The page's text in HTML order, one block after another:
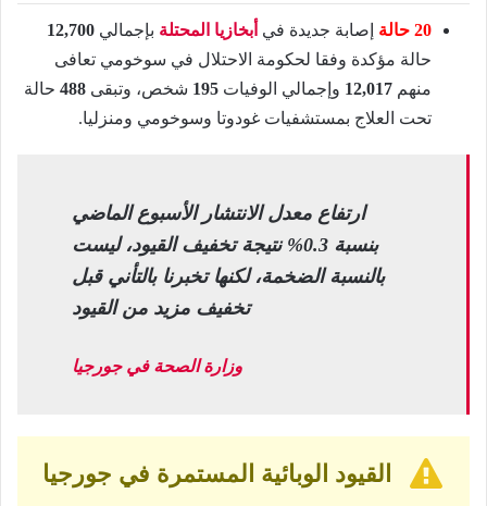
20 حالة إصابة جديدة في أبخازيا المحتلة بإجمالي 12,700
حالة مؤكدة وفقا لحكومة الاحتلال في سوخومي تعافى
منهم 12,017 وإجمالي الوفيات 195 شخص، وتبقى 488 حالة
تحت العلاج بمستشفيات غودوتا وسوخومي ومنزليا.
ارتفاع معدل الانتشار الأسبوع الماضي
بنسبة 0.3% نتيجة تخفيف القيود، ليست
بالنسبة الضخمة، لكنها تخبرنا بالتأني قبل
تخفيف مزيد من القيود
وزارة الصحة في جورجيا
القيود الوبائية المستمرة في جورجيا